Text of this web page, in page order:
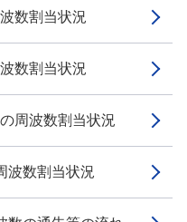
数割当状況
数割当状況
周波数割当状況
波数割当状況